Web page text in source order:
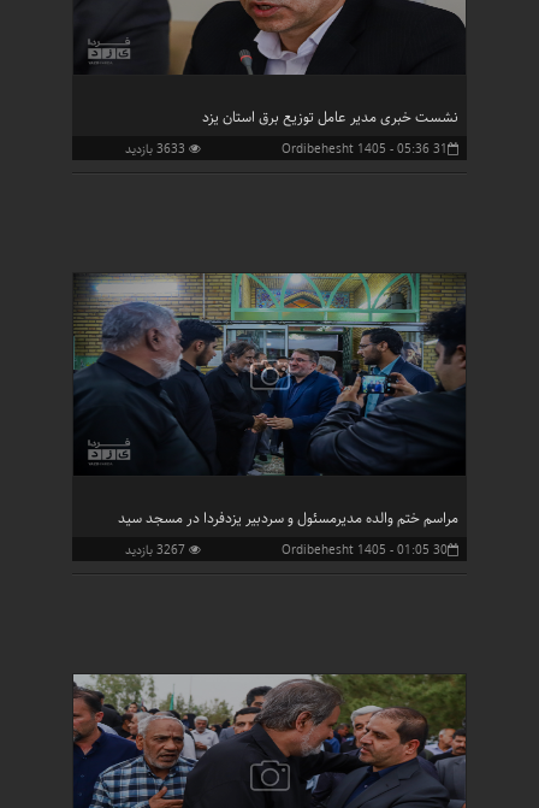
نشست خبری مدیر عامل توزیع برق استان یزد
31 Ordibehesht 1405 - 05:36 3633 بازدید
مراسم ختم والده مدیرمسئول و سردبیر یزدفردا در مسجد سید
الشهدا
30 Ordibehesht 1405 - 01:05 3267 بازدید